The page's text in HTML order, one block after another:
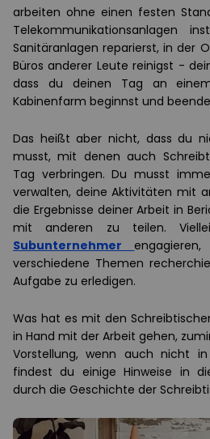
arbeiten ohne einen festen
Telekommunikationsanlagen
Sanitäranlagen reparierst, in der
Büros anderer Leute reinigst -
dass du deinen Tag an
Kabinenfarm beginnst und
Das heißt aber nicht, dass du
musst, mit denen auch
Tag verbringen. Du musst
verwalten, deine Aktivitäten mit
die Ergebnisse deiner Arbeit in
mit anderen zu teilen.
Subunternehmer
verschiedene Themen
Aufgabe zu erledigen.
Was hat es mit den
in Hand mit der Arbeit gehen,
Vorstellung, wenn auch nicht
findest du einige Hinweise in
durch die Geschichte der